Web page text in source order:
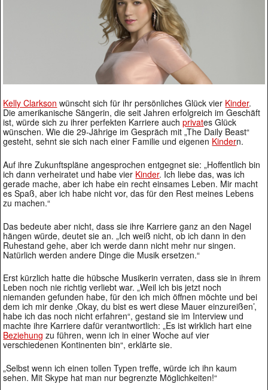
Kelly Clarkson wünscht sich für ihr persönliches Glück vier Kinder.
Die amerikanische Sängerin, die seit Jahren erfolgreich im Geschäft
ist, würde sich zu ihrer perfekten Karriere auchprivates Glück
wünschen. Wie die 29-Jährige im Gespräch mit „The Daily Beast“
gesteht, sehnt sie sich nach einer Familie und eigenen Kindern.
Auf ihre Zukunftspläne angesprochen entgegnet sie: „Hoffentlich bin
ich dann verheiratet und habe vier Kinder. Ich liebe das, was ich
gerade mache, aber ich habe ein recht einsames Leben. Mir macht
es Spaß, aber ich habe nicht vor, das für den Rest meines Lebens
zu machen.“
Das bedeute aber nicht, dass sie ihre Karriere ganz an den Nagel
hängen würde, deutet sie an. „Ich weiß nicht, ob ich dann in den
Ruhestand gehe, aber ich werde dann nicht mehr nur singen.
Natürlich werden andere Dinge die Musik ersetzen.“
Erst kürzlich hatte die hübsche Musikerin verraten, dass sie in ihrem
Leben noch nie richtig verliebt war. „Weil ich bis jetzt noch
niemanden gefunden habe, für den ich mich öffnen möchte und bei
dem ich mir denke ‚Okay, du bist es wert diese Mauer einzureißen’,
habe ich das noch nicht erfahren“, gestand sie im Interview und
machte ihre Karriere dafür verantwortlich: „Es ist wirklich hart eine
Beziehung zu führen, wenn ich in einer Woche auf vier
verschiedenen Kontinenten bin“, erklärte sie.
„Selbst wenn ich einen tollen Typen treffe, würde ich ihn kaum
sehen. Mit Skype hat man nur begrenzte Möglichkeiten!“